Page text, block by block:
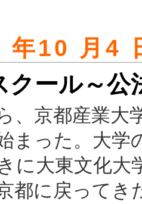
年10 月4
クール～公
、京都産業大
まった。大学
に大東文化大
都に戻ってき